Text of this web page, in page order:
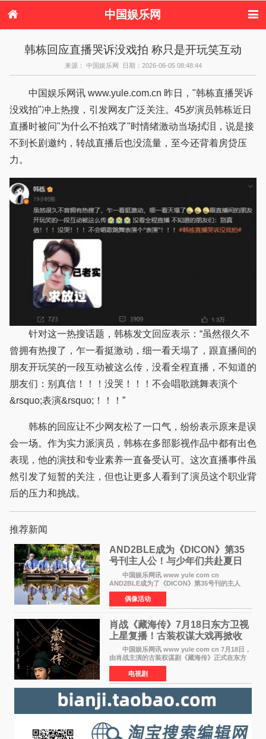
中国娱乐网
电视剧
演唱会 综艺节目
偶像活动
韩栋回应直播哭诉没戏拍 称只是开玩笑互动
来源： 中国娱乐网 日期：2026-06-05 08:48:44
中国娱乐网讯 www.yule.com.cn 昨日，"韩栋直播哭诉
没戏拍"冲上热搜，引发网友广泛关注。45岁演员韩栋近日
直播时被问"为什么不拍戏了"时情绪激动当场拭泪，说是接
不到长剧邀约，转战直播后也没流量，至今还背着房贷压
力。
针对这一热搜话题，韩栋发文回应表示：“虽然很久不
曾拥有热搜了，乍一看挺激动，细一看天塌了，跟直播间的
朋友开玩笑的一段互动被这么传，没看全程直播，不知道的
朋友们：别真信！！！没哭！！！不会唱歌跳舞表演个
&rsquo;表演&rsquo;！！！”
韩栋的回应让不少网友松了一口气，纷纷表示原来是误
会一场。作为实力派演员，韩栋在多部影视作品中都有出色
表现，他的演技和专业素养一直备受认可。这次直播事件虽
然引发了短暂的关注，但也让更多人看到了演员这个职业背
后的压力和挑战。
推荐新闻
AND2BLE成为《DICON》第35
号刊主人公！与少年们共赴夏日
之约
中国娱乐网讯 www yule com cn
AND2BLE成为了《DICON》第35号刊的主人
公，本期标题为And The Summer。作为出道后
首次担任杂志画报主角的完整体，AND2BLE用清
澈的少年感与全新的夏天相遇了
偶像活动
肖战《藏海传》7月18日东方卫视
上星复播！古装权谋大戏再掀收
视热潮
中国娱乐网讯 www yule com cn 7月18日，
由肖战主演的古装权谋剧《藏海传》正式在东方
卫视上星复播，引发广泛关注。该剧此前已在网
络平台播出，凭借精良制作和紧凑剧情收获不俗
口碑，此次上
电视剧